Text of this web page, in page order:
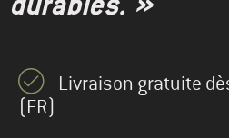
Livraison gratuite
(FR)